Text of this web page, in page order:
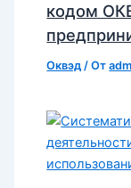
кодом
Оквэд / От